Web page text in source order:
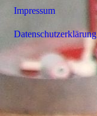
Impressum
Datenschutzerklärung